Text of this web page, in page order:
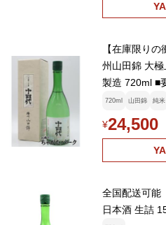
【在庫限り
州山田錦 大
製造 720ml ■
720ml 山田錦 純米
¥24,500
全国配送可
日本酒 生詰